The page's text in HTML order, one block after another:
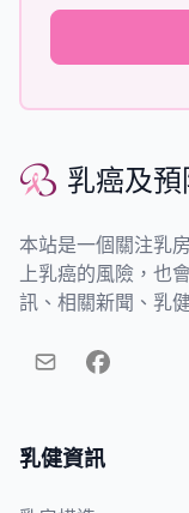
乳癌及預防
乳癌及
本站是一個關注乳
上乳癌的風險，也
訊、相關新聞、乳
乳健資訊